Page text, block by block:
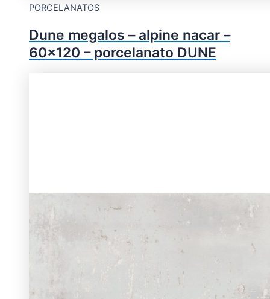
PORCELANATOS
Dune megalos – alpine nacar –
60×120 – porcelanato DUNE